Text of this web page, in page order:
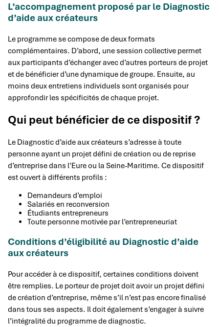
L’accompagnement proposé par le Diagnostic
d’aide aux créateurs
Le programme se compose de deux formats
complémentaires. D’abord, une session collective permet
aux participants d’échanger avec d’autres porteurs de projet
et de bénéficier d’une dynamique de groupe. Ensuite, au
moins deux entretiens individuels sont organisés pour
approfondir les spécificités de chaque projet.
Qui peut bénéficier de ce dispositif ?
Le Diagnostic d’aide aux créateurs s’adresse à toute
personne ayant un projet défini de création ou de reprise
d’entreprise dans l’Eure ou la Seine-Maritime. Ce dispositif
est ouvert à différents profils :
Demandeurs d’emploi
Salariés en reconversion
Étudiants entrepreneurs
Toute personne motivée par l’entrepreneuriat
Conditions d’éligibilité au Diagnostic d’aide
aux créateurs
Pour accéder à ce dispositif, certaines conditions doivent
être remplies. Le porteur de projet doit avoir un projet défini
de création d’entreprise, même s’il n’est pas encore finalisé
dans tous ses aspects. Il doit également s’engager à suivre
l’intégralité du programme de diagnostic.